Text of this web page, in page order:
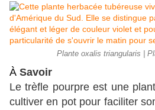
Plante oxalis triangularis |
À Savoir
Le trèfle pourpre est une
cultiver en pot pour faciliter